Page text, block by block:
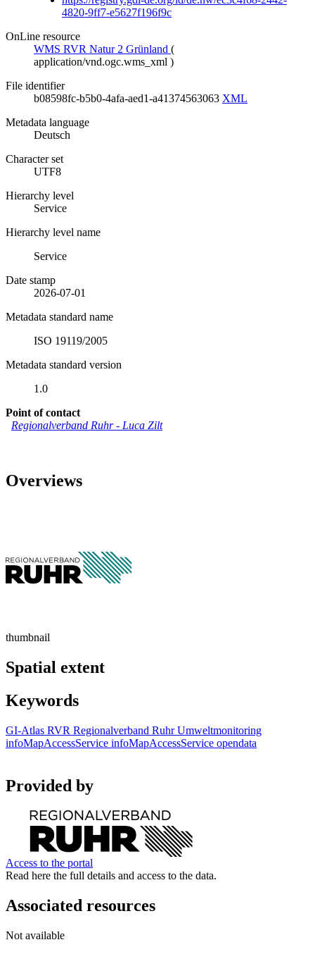
4820-9ff7-e5627f196f9c
OnLine resource
WMS RVR Natur 2 Grünland (
application/vnd.ogc.wms_xml )
File identifier
b08598fc-b5b0-4afa-aed1-a41374563063 XML
Metadata language
Deutsch
Character set
UTF8
Hierarchy level
Service
Hierarchy level name
Service
Date stamp
2026-07-01
Metadata standard name
ISO 19119/2005
Metadata standard version
1.0
Point of contact
Regionalverband Ruhr- Luca Zilt
Overviews
thumbnail
Spatial extent
Keywords
GI-Atlas RVR Regionalverband Ruhr Umweltmonitoring
infoMapAccessService infoMapAccessService opendata
Provided by
Access to the portal
Read here the full details and access to the data.
Associated resources
Not available